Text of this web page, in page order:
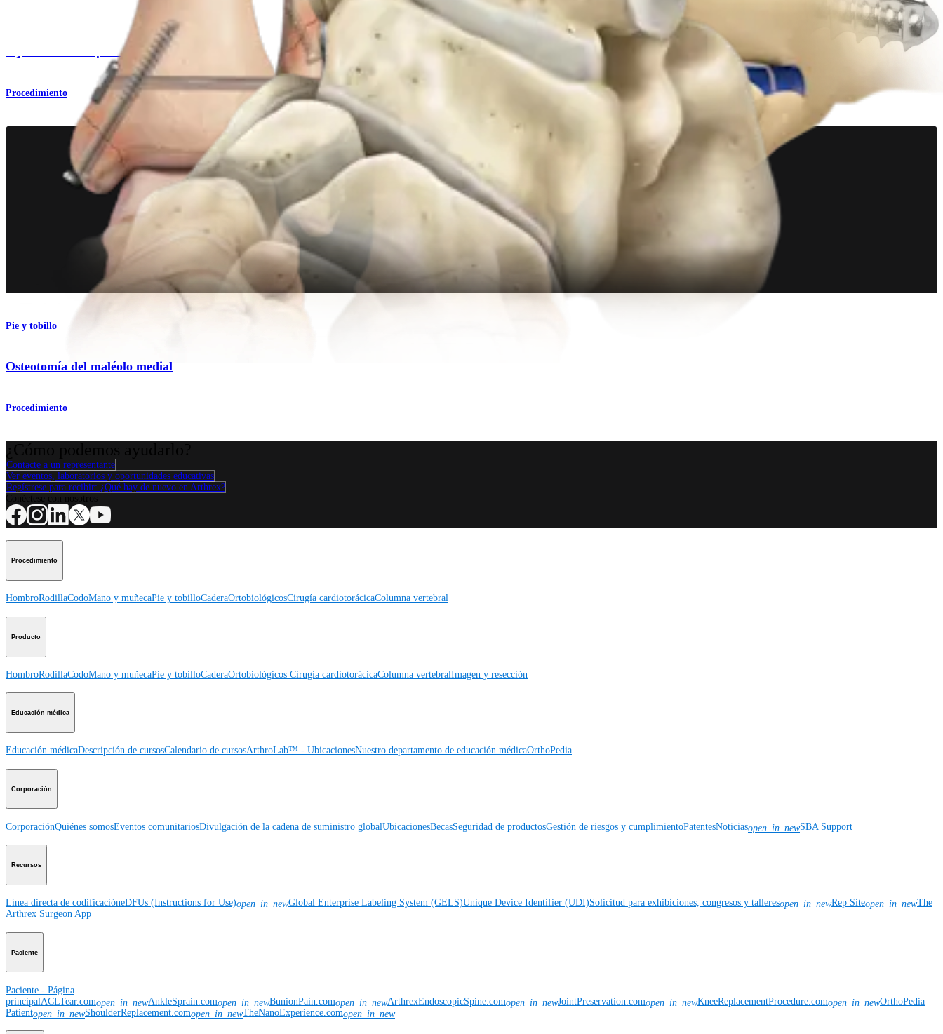
Fijación interna para fractura de tobillo
Procedimiento
Pie y tobillo
Osteotomía del maléolo medial
Procedimiento
Contacte a un representante
Ver eventos, laboratorios y oportunidades educativas
Regístrese para recibir: ¿Qué hay de nuevo en Arthrex?
Procedimiento
HombroRodillaCodoMano y muñecaPie y tobilloCaderaOrtobiológicosCirugía cardiotorácicaColumna vertebral
Producto
HombroRodillaCodoMano y muñecaPie y tobilloCaderaOrtobiológicos Cirugía cardiotorácicaColumna vertebralImagen y resección
Educación médica
Educación médicaDescripción de cursosCalendario de cursosArthroLab™ - UbicacionesNuestro departamento de educación médicaOrthoPedia
Corporación
CorporaciónQuiénes somosEventos comunitariosDivulgación de la cadena de suministro globalUbicacionesBecasSeguridad de productosGestión de riesgos y cumplimientoPatentesNoticiasopen_in_newSBA Support
Recursos
Línea directa de codificacióneDFUs (Instructions for Use)open_in_newGlobal Enterprise Labeling System (GELS)Unique Device Identifier (UDI)Solicitud para exhibiciones, congresos y talleresopen_in_newRep Siteopen_in_newThe
Arthrex Surgeon App
Paciente
Paciente - Página
principal ACLTear.comopen_in_newAnkleSprain.comopen_in_newBunionPain.comopen_in_newArthrexEndoscopicSpine.comopen_in_newJointPreservation.comopen_in_newKneeReplacementProcedure.comopen_in_newOrthoPedia
Patientopen_in_newShoulderReplacement.comopen_in_newTheNanoExperience.comopen_in_new